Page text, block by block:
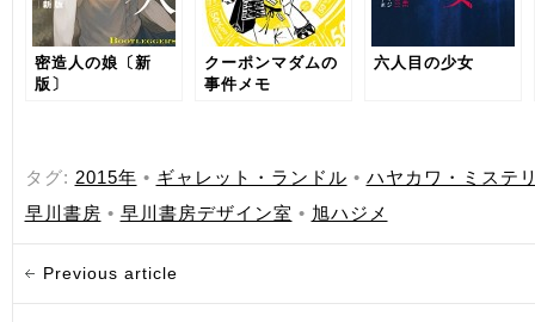
密造人の娘〔新
版〕
クーポンマダムの
事件メモ
六人目の少女
タグ: 2015年 • ギャレット・ランドル • ハヤカワ・ミステ
早川書房 • 早川書房デザイン室 • 旭ハジメ
Previous article